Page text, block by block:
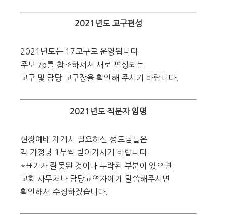
2021년도 교구편성
2021년도는 17교구로 운영됩니다.
주보 7p를 참조하셔서 새로 편성되는
교구 및 담당 교구장을 확인해 주시기 바랍니다.
2021년도 직분자 임명
현장예배 재개시 필요하신 성도님들은
각 가정당 1부씩 받아가시기 바랍니다.
*표기가 잘못된 것이나 누락된 부분이 있으면
교회 사무처나 담당교역자에게 말씀해주시면
확인해서 수정하겠습니다.